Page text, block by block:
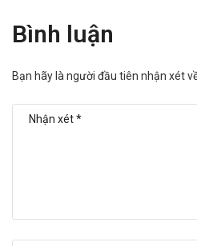
Bình luận
Bạn hãy là người đầu tiên nhận xét